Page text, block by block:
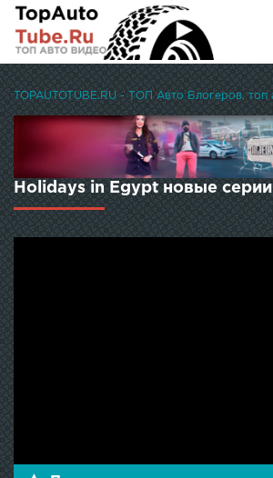
Holidays in Egypt новые серии